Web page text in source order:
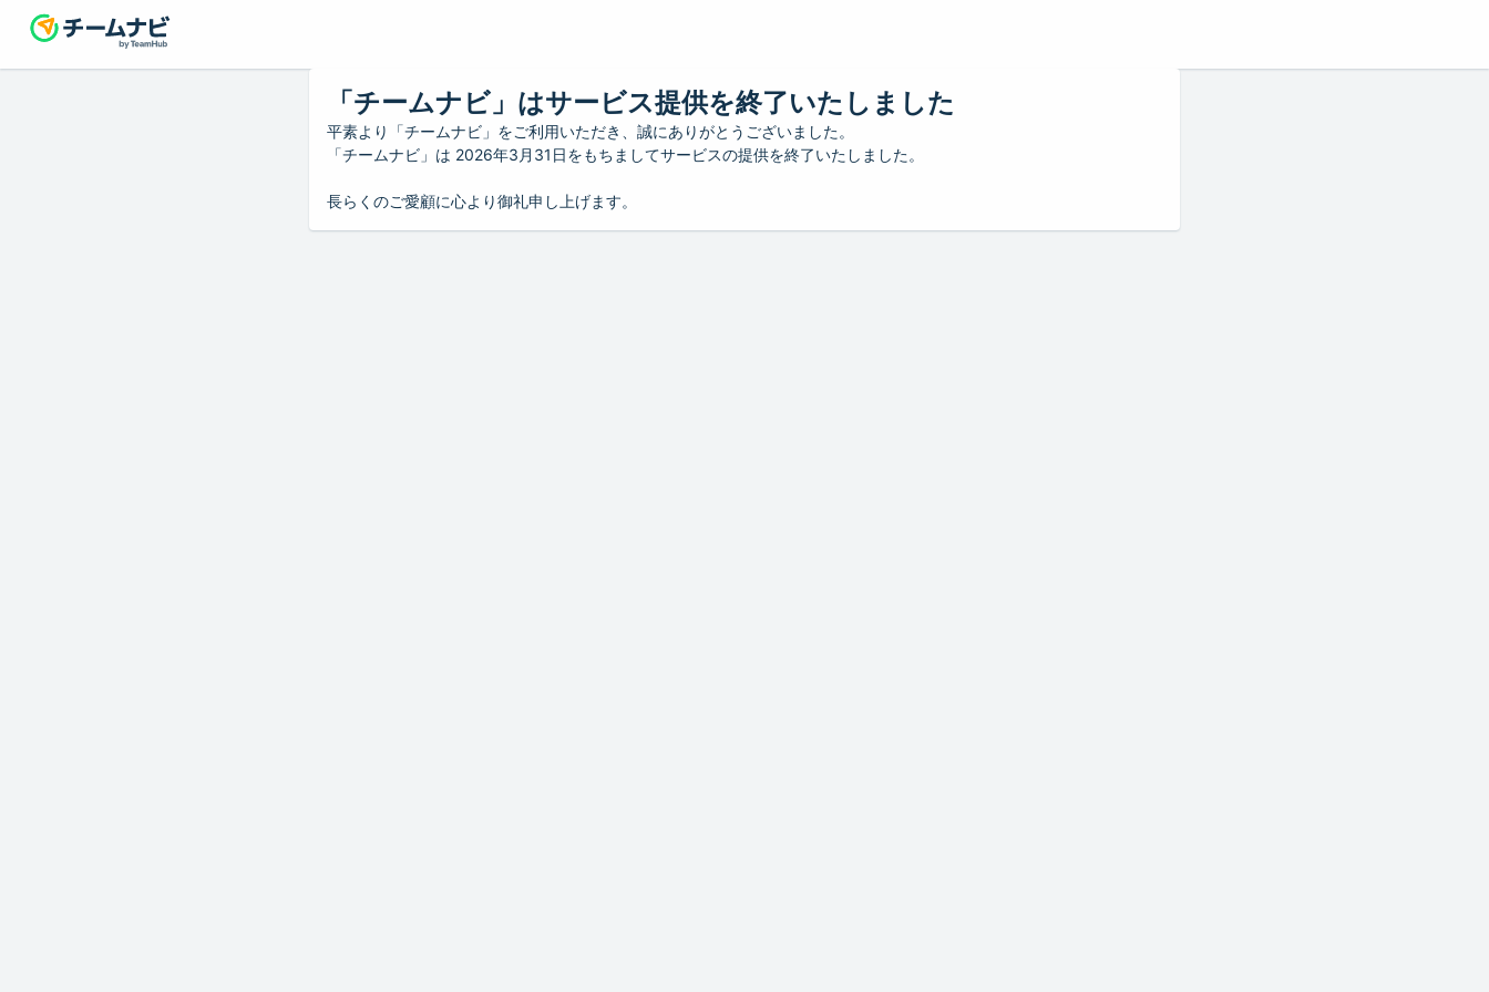
「チームナビ」はサービス提供を終了いたしました
平素より「チームナビ」をご利用いただき、誠にありがとうございました。
「チームナビ」は 2026年3月31日をもちましてサービスの提供を終了いたしました。
長らくのご愛顧に心より御礼申し上げます。